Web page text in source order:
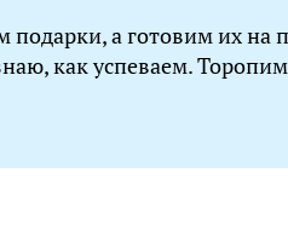
а готовим их на
как успеваем.